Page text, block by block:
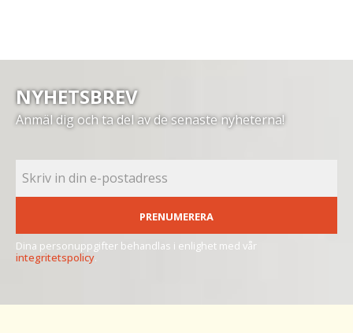
NYHETSBREV
Anmäl dig och ta del av de senaste nyheterna!
PRENUMERERA
Dina personuppgifter behandlas i enlighet med vår
integritetspolicy.